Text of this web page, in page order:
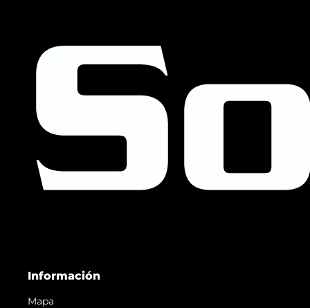
Información
Mapa